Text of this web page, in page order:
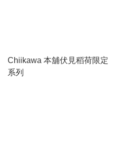
Chiikawa 本舖伏見稻荷限定
系列